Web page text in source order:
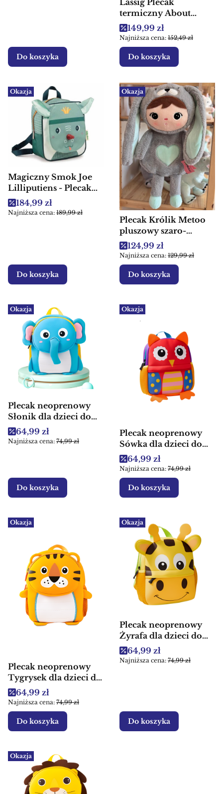
Do koszyka
termiczny About
Friends Szop dla
dzieci
Cena promocyjna
149,99 zł
Najniższa cena: 152,49 zł
Do koszyka
Okazja
Magiczny Smok Joe
Lilliputiens - Plecak
dla dzieci
Cena promocyjna
184,99 zł
Najniższa cena: 189,99 zł
Do koszyka
Okazja
Plecak Królik Metoo
pluszowy szaro-
miętowy dla dzieci
Cena promocyjna
124,99 zł
Najniższa cena: 129,99 zł
Do koszyka
Okazja
Plecak neoprenowy
Słonik dla dzieci do
przedszkola
Cena promocyjna
64,99 zł
Najniższa cena: 74,99 zł
Do koszyka
Okazja
Plecak neoprenowy
Sówka dla dzieci do
przedszkola
Cena promocyjna
64,99 zł
Najniższa cena: 74,99 zł
Do koszyka
Okazja
Plecak neoprenowy
Tygrysek dla dzieci do
przedszkola
Cena promocyjna
64,99 zł
Najniższa cena: 74,99 zł
Do koszyka
Okazja
Plecak neoprenowy
Żyrafa dla dzieci do
przedszkola
Cena promocyjna
64,99 zł
Najniższa cena: 74,99 zł
Do koszyka
Okazja